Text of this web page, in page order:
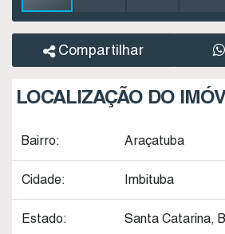
Compartilhar
LOCALIZAÇÃO DO
Bairro: Araçatuba
Cidade: Imbituba
Estado: Santa Catarina,